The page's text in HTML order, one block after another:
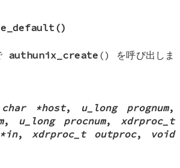
()
authunix_create () を呼び出しま
char *host, u_long prognum,
, u_long procnum, xdrproc_t
, xdrproc_t outproc,
void